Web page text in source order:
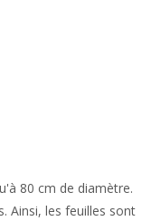
80 cm de diamètre.
Ainsi, les feuilles sont